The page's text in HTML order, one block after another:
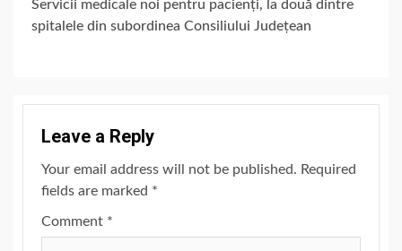
Servicii medicale noi pentru pacienți, la două dintre
spitalele din subordinea Consiliului Județean
Leave a Reply
Your email address will not be published. Required
fields are marked *
Comment *